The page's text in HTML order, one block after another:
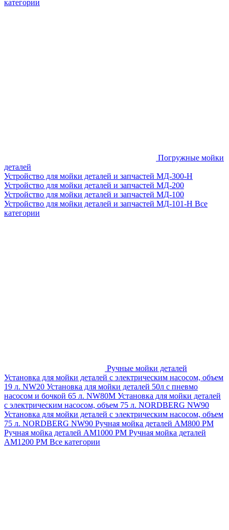
категории
Погружные мойки
деталей
Устройство для мойки деталей и запчастей МД-300-H
Устройство для мойки деталей и запчастей МД-200
Устройство для мойки деталей и запчастей МД-100
Устройство для мойки деталей и запчастей МД-101-Н Все
категории
Ручные мойки деталей
Установка для мойки деталей с электрическим насосом, объем
19 л. NW20 Установка для мойки деталей 50л с пневмо
насосом и бочкой 65 л. NW80M Установка для мойки деталей
с электрическим насосом, объем 75 л. NORDBERG NW90
Установка для мойки деталей с электрическим насосом, объем
75 л. NORDBERG NW90 Ручная мойка деталей АМ800 РМ
Ручная мойка деталей АМ1000 РМ Ручная мойка деталей
АМ1200 РМ Все категории